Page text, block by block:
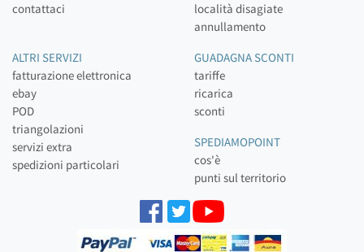
contattaci
località disagiate
annullamento
ALTRI SERVIZI
fatturazione elettronica
ebay
POD
triangolazioni
servizi extra
spedizioni particolari
GUADAGNA SCONTI
tariffe
ricarica
sconti
SPEDIAMOPOINT
cos'è
punti sul territorio